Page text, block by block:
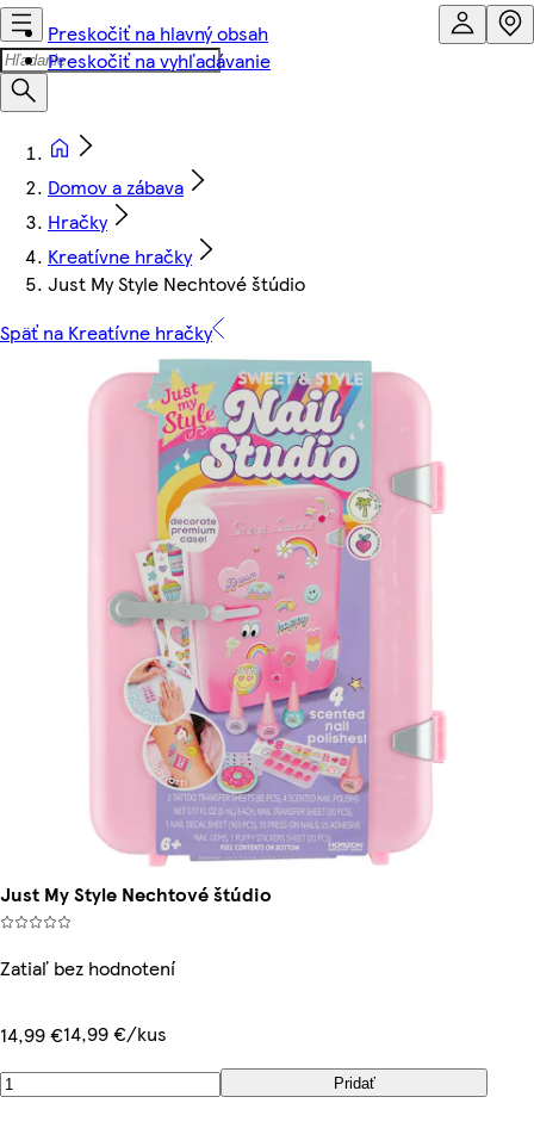
Preskočiť na hlavný obsah
Preskočiť na vyhľadávanie
Domov a zábava
Hračky
Kreatívne hračky
Just My Style Nechtové štúdio
Späť na Kreatívne hračky
Just My Style Nechtové štúdio
Zatiaľ bez hodnotení
14,99 €14,99 €/kus
Pridať